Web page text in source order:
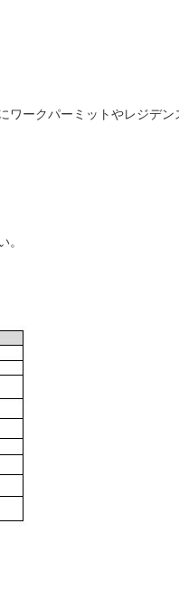
ワークパーミットやレジデン
。